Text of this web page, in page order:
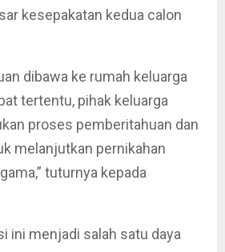
kesepakatan kedua calon
dibawa ke rumah keluarga
tertentu, pihak keluarga
proses pemberitahuan dan
melanjutkan pernikahan
tuturnya kepada
ini menjadi salah satu daya